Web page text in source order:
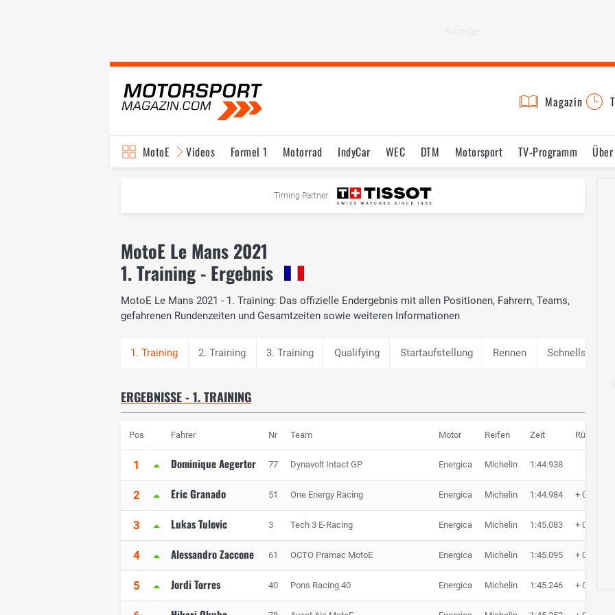
Magazin
MotoE Videos Formel 1 Motorrad IndyCar WEC DTM Motorsport TV-Programm
Timing Partner
MotoE Le Mans 2021
1. Training - Ergebnis
MotoE Le Mans 2021 - 1. Training: Das offizielle Endergebnis mit allen Positionen, Fahrern, Teams,
gefahrenen Rundenzeiten und Gesamtzeiten sowie weiteren Informationen
2. Training 3. Training Qualifying Startaufstellung Rennen Schnellste
ERGEBNISSE - 1. TRAINING
Pos Fahrer Nr Team Motor Reifen Zeit Rückstand
1 Dominique Aegerter 77 Dynavolt Intact GP Energica Michelin 1:44.938
2 Eric Granado 51 One Energy Racing Energica Michelin 1:44.984 + 0.046
3 Lukas Tulovic 3 Tech 3 E-Racing Energica Michelin 1:45.083 + 0.145
4 Alessandro Zaccone 61 OCTO Pramac MotoE Energica Michelin 1:45.095 + 0.157
5 Jordi Torres 40 Pons Racing 40 Energica Michelin 1:45.246 + 0.308